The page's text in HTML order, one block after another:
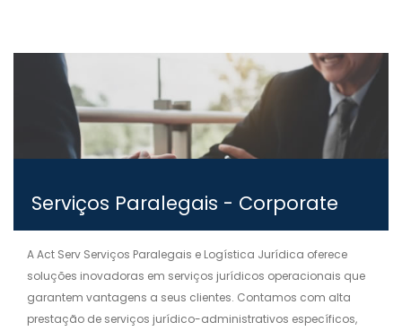
Serviços Paralegais - Corporate
A Act Serv Serviços Paralegais e Logística Jurídica oferece
soluções inovadoras em serviços jurídicos operacionais que
garantem vantagens a seus clientes. Contamos com alta
prestação de serviços jurídico-administrativos específicos,